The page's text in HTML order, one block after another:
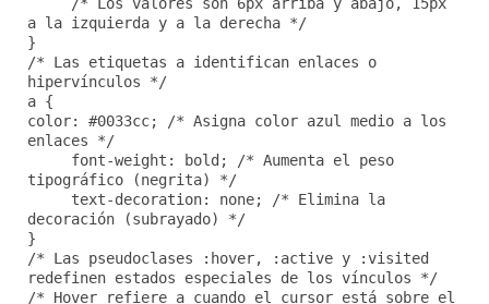
/* Los valores son 6px arriba y abajo, 15px
a la izquierda y a la derecha */
}
/* Las etiquetas a identifican enlaces o
hipervínculos */
a {
color: #0033cc; /* Asigna color azul medio a los
enlaces */
font-weight: bold; /* Aumenta el peso
tipográfico (negrita) */
text-decoration: none; /* Elimina la
decoración (subrayado) */
}
/* Las pseudoclases :hover, :active y :visited
redefinen estados especiales de los vínculos */
/* Hover refiere a cuando el cursor está sobre el